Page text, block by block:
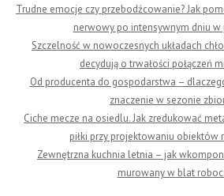
Trudne emocje czy przebodźcowanie? Jak
nerwowy po intensywnym dniu w
Szczelność w nowoczesnych układach
decydują o trwałości połączeń
Od producenta do gospodarstwa –
znaczenie w sezonie
Ciche mecze na osiedlu. Jak zredukować
piłki przy projektowaniu obiektów
Zewnętrzna kuchnia letnia – jak
murowany w blat